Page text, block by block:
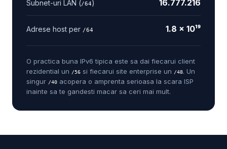
Subnet-uri LAN (/64) 16.777.216
Adrese host per /64 1.8 × 10¹⁹
O practica buna IPv6 tipica este sa dai fiecarui client
rezidential un /56 si fiecarui site enterprise un /48. Un
singur /40 acopera o amprenta serioasa la scara ISP
inainte sa te gandesti macar sa ceri mai mult.